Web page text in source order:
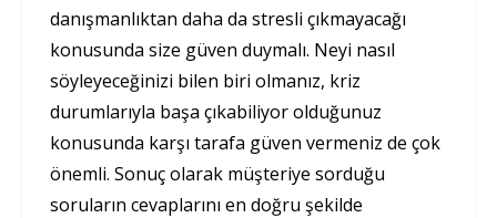
danışmanlıktan daha da stresli çıkmayacağı
konusunda size güven duymalı. Neyi nasıl
söyleyeceğinizi bilen biri olmanız, kriz
durumlarıyla başa çıkabiliyor olduğunuz
konusunda karşı tarafa güven vermeniz de çok
önemli. Sonuç olarak müşteriye sorduğu
soruların cevaplarını en doğru şekilde